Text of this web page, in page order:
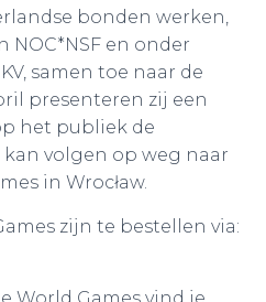
bonden werken,
en onder
samen toe naar de
presenteren zij een
het publiek de
volgen op weg naar
in Wrocław.
zijn te bestellen via: